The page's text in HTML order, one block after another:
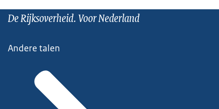
De Rijksoverheid. Voor Nederland
Andere talen